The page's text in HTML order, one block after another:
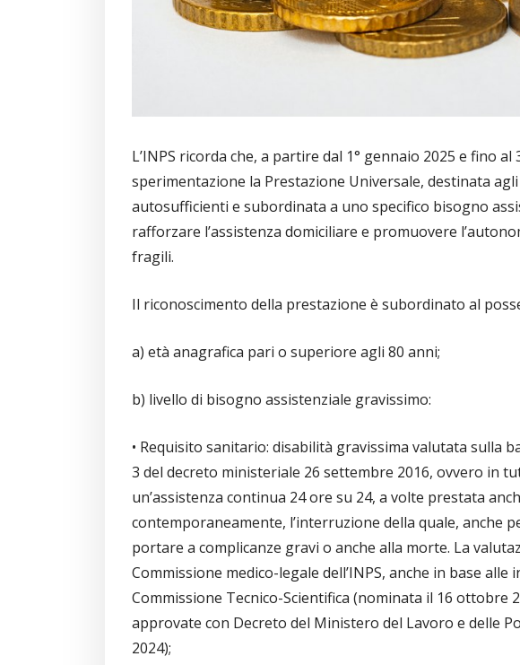
L’INPS ricorda che, a partire dal 1° gennaio 2025 e fino al
sperimentazione la Prestazione Universale, destinata
autosufficienti e subordinata a uno specifico bisogno
rafforzare l’assistenza domiciliare e promuovere
fragili.
Il riconoscimento della prestazione è subordinato al
a) età anagrafica pari o superiore agli 80 anni;
b) livello di bisogno assistenziale gravissimo:
• Requisito sanitario: disabilità gravissima valutata sulla
3 del decreto ministeriale 26 settembre 2016, ovvero in
un’assistenza continua 24 ore su 24, a volte prestata
contemporaneamente, l’interruzione della quale, anche
portare a complicanze gravi o anche alla morte. La
Commissione medico-legale dell’INPS, anche in base
Commissione Tecnico-Scientifica (nominata il 16 ottobre
approvate con Decreto del Ministero del Lavoro e delle
2024);